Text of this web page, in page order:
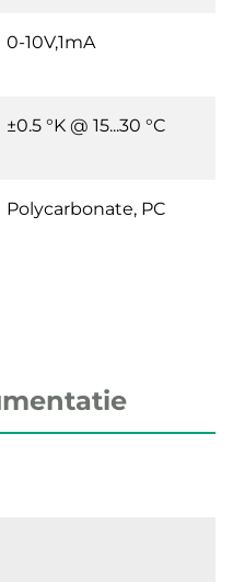
0-10V,1mA
±0.5 °K @ 15...30 °C
Polycarbonate, PC